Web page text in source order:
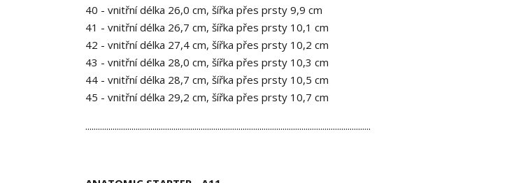
40 - vnitřní délka 26,0 cm, šířka přes prsty 9,9 cm
41 - vnitřní délka 26,7 cm, šířka přes prsty 10,1 cm
42 - vnitřní délka 27,4 cm, šířka přes prsty 10,2 cm
43 - vnitřní délka 28,0 cm, šířka přes prsty 10,3 cm
44 - vnitřní délka 28,7 cm, šířka přes prsty 10,5 cm
45 - vnitřní délka 29,2 cm, šířka přes prsty 10,7 cm
........................................................................................................................................